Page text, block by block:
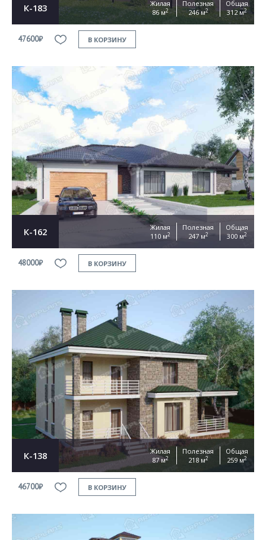
К-183
Жилая
86 м2
Полезная
246 м2
Общая
312 м2
47600₽ В КОРЗИНУ
К-162
Жилая
110 м2
Полезная
247 м2
Общая
300 м2
48000₽ В КОРЗИНУ
К-138
Жилая
87 м2
Полезная
218 м2
Общая
259 м2
46700₽ В КОРЗИНУ